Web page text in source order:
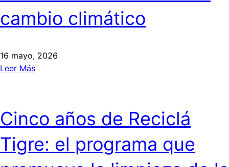
cambio climático
16 mayo, 2026
Leer Más
Cinco años de Reciclá
Tigre: el programa que